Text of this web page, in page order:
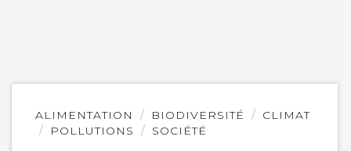
ALIMENTATION BIODIVERSITÉ
CLIMAT
POLLUTIONS
SOCIÉTÉ
Lire
l'article